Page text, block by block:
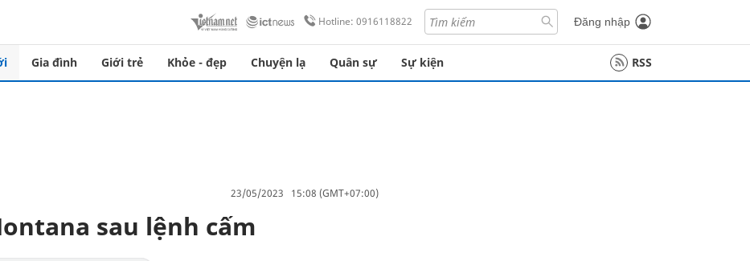
Hotline: 0916118822 Đăng nhập
Gia đình Giới trẻ Khỏe - đẹp Chuyện lạ Quân sự Sự kiện RSS
23/05/2023 15:08 (GMT+07:00)
sau lệnh cấm